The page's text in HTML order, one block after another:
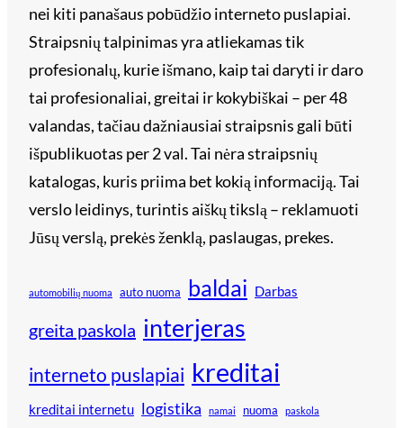
nei kiti panašaus pobūdžio interneto puslapiai.
Straipsnių talpinimas yra atliekamas tik
profesionalų, kurie išmano, kaip tai daryti ir daro
tai profesionaliai, greitai ir kokybiškai – per 48
valandas, tačiau dažniausiai straipsnis gali būti
išpublikuotas per 2 val. Tai nėra straipsnių
katalogas, kuris priima bet kokią informaciją. Tai
verslo leidinys, turintis aiškų tikslą – reklamuoti
Jūsų verslą, prekės ženklą, paslaugas, prekes.
automobilių nuoma auto nuoma baldai Darbas
greita paskola interjeras
interneto puslapiai kreditai
kreditai internetu logistika namai nuoma paskola